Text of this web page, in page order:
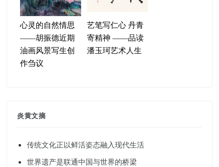
心灵的自然情思
——胡振德近期
油画风景写生创
作刍议
艺笔写仁心 丹青
寄精神 ——品读
潘玉珂艺术人生
炎黄文摘
传统文化正以鲜活姿态融入现代生活
世界遗产是联通中国与世界的桥梁